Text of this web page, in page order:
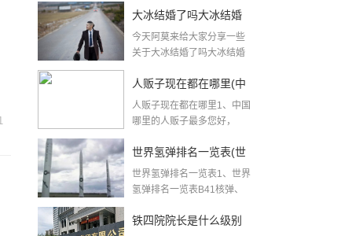
大冰结婚了吗大冰结婚
了吗
今天阿莫来给大家分享一些
关于大冰结婚了吗大冰结婚
人贩子现在都在哪里(中
国人贩子最多的地方)
人贩子现在都在哪里1、中国
哪里的人贩子最多您好，
世界氢弹排名一览表(世
界核武实力排名)
世界氢弹排名一览表1、世界
氢弹排名一览表B41核弹、
铁四院院长是什么级别